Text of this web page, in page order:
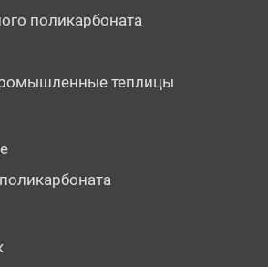
поликарбоната
теплицы